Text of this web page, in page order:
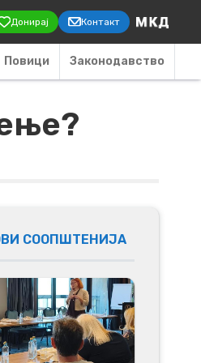
Донирај Контакт
Повици Законодавство
СООПШТЕНИЈА